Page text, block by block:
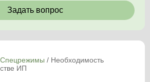
Задать вопрос
Спецрежимы / Необходимость
ИП